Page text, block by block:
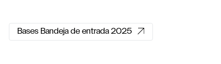
Bases Bandeja de entrada 2025